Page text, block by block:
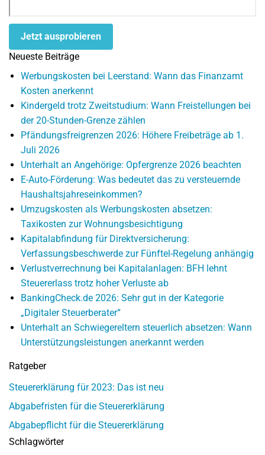
Jetzt ausprobieren
Neueste Beiträge
Werbungskosten bei Leerstand: Wann das Finanzamt
Kosten anerkennt
Kindergeld trotz Zweitstudium: Wann Freistellungen bei
der 20-Stunden-Grenze zählen
Pfändungsfreigrenzen 2026: Höhere Freibeträge ab 1.
Juli 2026
Unterhalt an Angehörige: Opfergrenze 2026 beachten
E-Auto-Förderung: Was bedeutet das zu versteuernde
Haushaltsjahreseinkommen?
Umzugskosten als Werbungskosten absetzen:
Taxikosten zur Wohnungsbesichtigung
Kapitalabfindung für Direktversicherung:
Verfassungsbeschwerde zur Fünftel-Regelung anhängig
Verlustverrechnung bei Kapitalanlagen: BFH lehnt
Steuererlass trotz hoher Verluste ab
BankingCheck.de 2026: Sehr gut in der Kategorie
„Digitaler Steuerberater“
Unterhalt an Schwiegereltern steuerlich absetzen: Wann
Unterstützungsleistungen anerkannt werden
Ratgeber
Steuererklärung für 2023: Das ist neu
Abgabefristen für die Steuererklärung
Abgabepflicht für die Steuererklärung
Schlagwörter